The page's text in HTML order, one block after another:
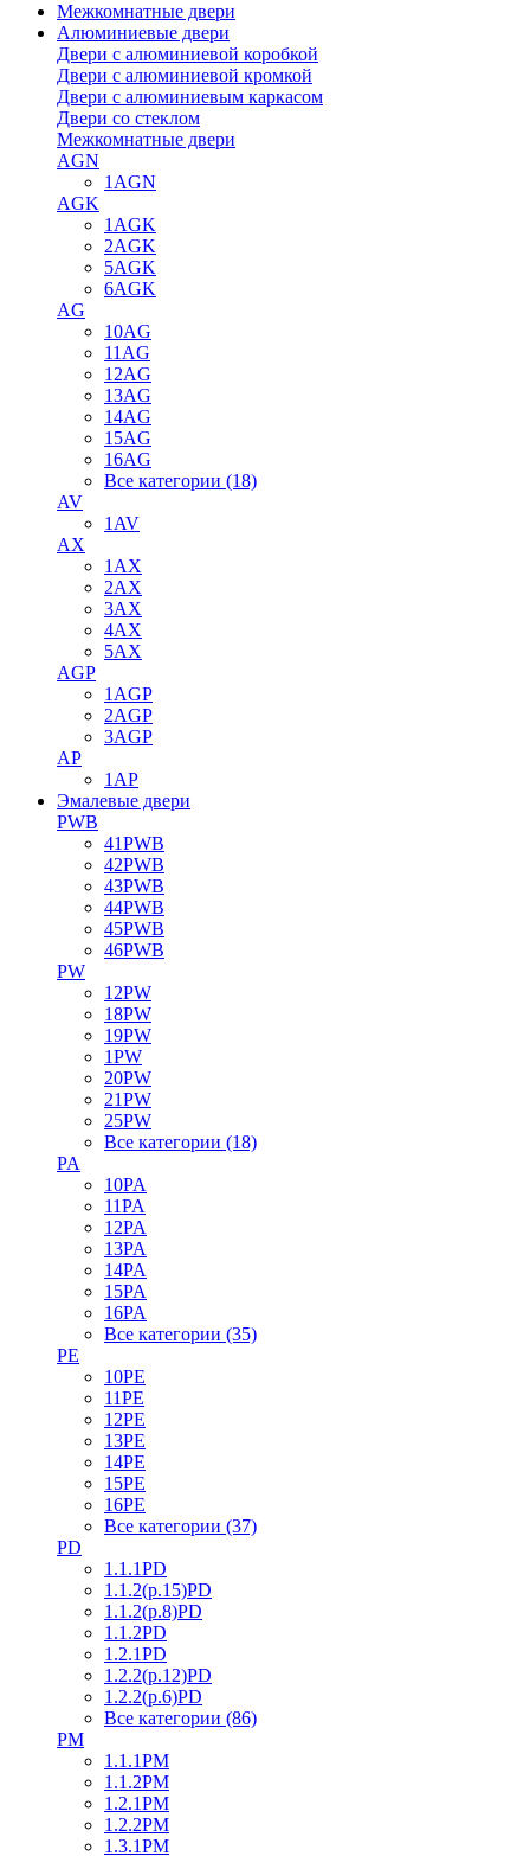
Межкомнатные двери
Алюминиевые двери
Двери с алюминиевой коробкой
Двери с алюминиевой кромкой
Двери с алюминиевым каркасом
Двери со стеклом
Межкомнатные двери
AGN
1AGN
AGK
1AGK
2AGK
5AGK
6AGK
AG
10AG
11AG
12AG
13AG
14AG
15AG
16AG
Все категории (18)
AV
1AV
AX
1AX
2AX
3AX
4AX
5AX
AGP
1AGP
2AGP
3AGP
AP
1AP
Эмалевые двери
PWB
41PWB
42PWB
43PWB
44PWB
45PWB
46PWB
PW
12PW
18PW
19PW
1PW
20PW
21PW
25PW
Все категории (18)
PA
10PA
11PA
12PA
13PA
14PA
15PA
16PA
Все категории (35)
PE
10PE
11PE
12PE
13PE
14PE
15PE
16PE
Все категории (37)
PD
1.1.1PD
1.1.2(р.15)PD
1.1.2(р.8)PD
1.1.2PD
1.2.1PD
1.2.2(р.12)PD
1.2.2(р.6)PD
Все категории (86)
PM
1.1.1PM
1.1.2PM
1.2.1PM
1.2.2PM
1.3.1PM